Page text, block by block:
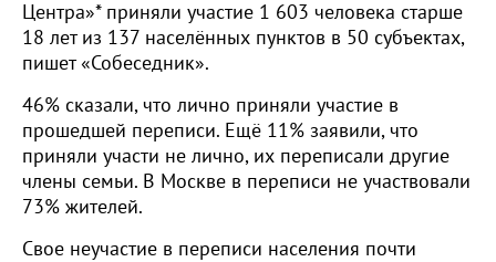
Центра»* приняли участие 1 603 человека старше
18 лет из 137 населённых пунктов в 50 субъектах,
пишет «Собеседник».
46% сказали, что лично приняли участие в
прошедшей переписи. Ещё 11% заявили, что
приняли участи не лично, их переписали другие
члены семьи. В Москве в переписи не участвовали
73% жителей.
Свое неучастие в переписи населения почти